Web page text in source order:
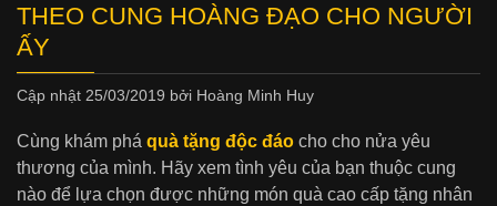
THEO CUNG HOÀNG ĐẠO CHO NGƯỜI
ẤY
Cập nhật 25/03/2019 bởi Hoàng Minh Huy
Cùng khám phá quà tặng độc đáo cho cho nửa yêu
thương của mình. Hãy xem tình yêu của bạn thuộc cung
nào để lựa chọn được những món quà cao cấp tặng nhân